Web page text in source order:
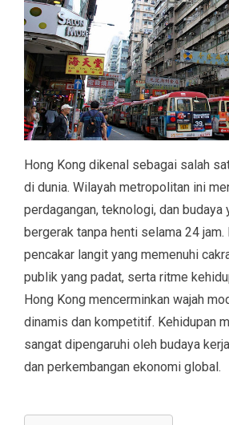
Hong Kong dikenal sebagai salah
di dunia. Wilayah metropolitan ini
perdagangan, teknologi, dan budaya
bergerak tanpa henti selama 24 jam.
pencakar langit yang memenuhi
publik yang padat, serta ritme
Hong Kong mencerminkan wajah
dinamis dan kompetitif. Kehidupan
sangat dipengaruhi oleh budaya
dan perkembangan ekonomi global.